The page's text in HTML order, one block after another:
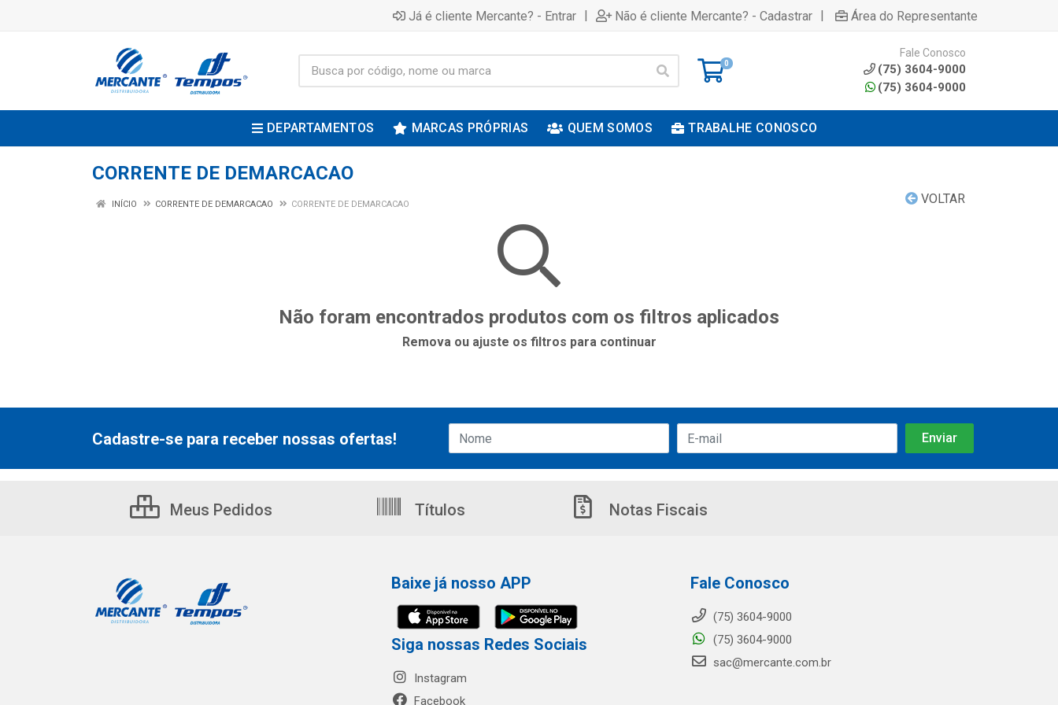
Já é cliente Mercante? - Entrar | Não é cliente Mercante? - Cadastrar | Área do Representante
0
Fale Conosco
(75) 3604-9000
(75) 3604-9000
DEPARTAMENTOS MARCAS PRÓPRIAS QUEM SOMOS TRABALHE CONOSCO
CORRENTE DE DEMARCACAO
VOLTAR
INÍCIO CORRENTE DE DEMARCACAO CORRENTE DE DEMARCACAO
Não foram encontrados produtos com os filtros aplicados
Remova ou ajuste os filtros para continuar
Cadastre-se para receber nossas ofertas!
Meus Pedidos Títulos Notas Fiscais
Baixe já nosso APP
Siga nossas Redes Sociais
Instagram
Facebook
Fale Conosco
(75) 3604-9000
(75) 3604-9000
sac@mercante.com.br